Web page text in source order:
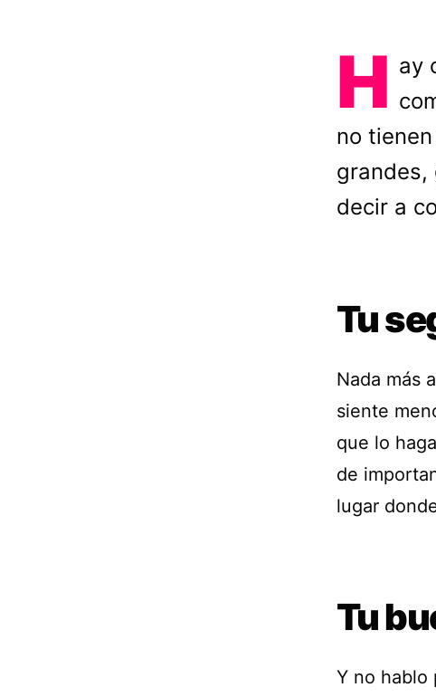
H ay
no
grandes,
decir a
Tu
Nada más
siente
que lo
de
lugar
Tu
Y no hablo